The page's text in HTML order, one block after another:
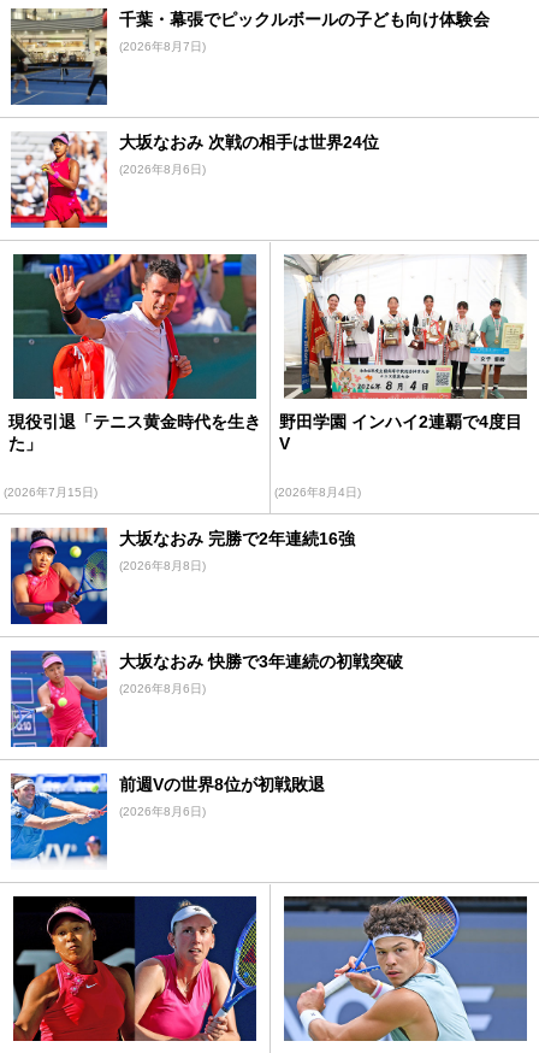
千葉・幕張でピックルボールの子ども向け体験会
(2026年8月7日)
大坂なおみ 次戦の相手は世界24位
(2026年8月6日)
現役引退「テニス黄金時代を生き
た」
(2026年7月15日)
野田学園 インハイ2連覇で4度目
V
(2026年8月4日)
大坂なおみ 完勝で2年連続16強
(2026年8月8日)
大坂なおみ 快勝で3年連続の初戦突破
(2026年8月6日)
前週Vの世界8位が初戦敗退
(2026年8月6日)